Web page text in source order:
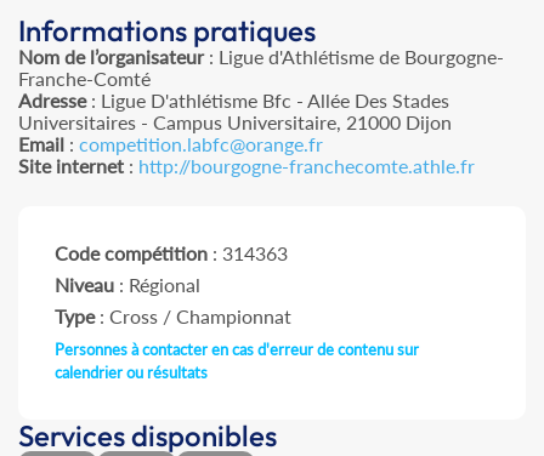
Informations pratiques
Nom de l’organisateur: Ligue d'Athlétisme de Bourgogne-
Franche-Comté
Adresse: Ligue D'athlétisme Bfc - Allée Des Stades
Universitaires - Campus Universitaire, 21000 Dijon
Email : competition.labfc@orange.fr
Site internet : http://bourgogne-franchecomte.athle.fr
Code compétition : 314363
Niveau : Régional
Type: Cross / Championnat
Personnes à contacter en cas d'erreur de contenu sur
calendrier ou résultats
Services disponibles